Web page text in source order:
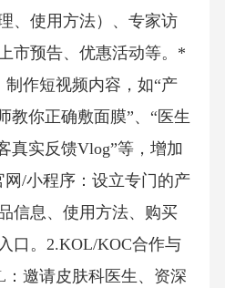
、使用方法）、专家访
市预告、优惠活动等。*
作短视频内容，如“产
教你正确敷面膜”、“医生
真实反馈Vlog”等，增加
/小程序：设立专门的产
信息、使用方法、购买
口。2.KOL/KOC合作与
邀请皮肤科医生、资深